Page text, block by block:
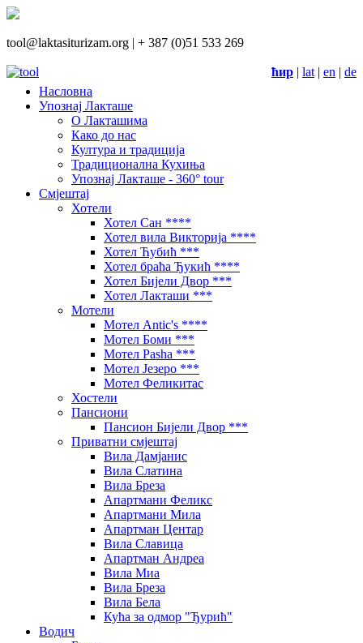
tool@laktasiturizam.org | + 387 (0)51 533 269
ћир | lat | en | de
Насловна
Упознај Лакташе
О Лакташима
Како до нас
Култура и традиција
Традиционална Кухиња
Упознај Лакташе - 360° tour
Смјештај
Хотели
Хотел Сан ****
Хотел вила Викторија ****
Хотел Ћубић ***
Хотел браћа Ђукић ****
Хотел Бијели Двор ***
Хотел Лакташи ***
Мотели
Мотел Antic's ****
Мотел Боми ***
Мотел Pasha ***
Мотел Језеро ***
Мотел Феликитас
Хостели
Пансиони
Пансион Бијели Двор ***
Приватни смјештај
Вила Дамјанис
Вила Слатина
Вила Бреза
Апартмани Феликс
Апартмани Мила
Апартман Центар
Вила Славица
Апартман Андреа
Вила Миа
Вила Бреза
Вила Бела
Кућа за одмор "Ђурић"
Водич